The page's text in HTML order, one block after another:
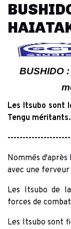
BUSHIDO
Les Itsubo sont
Tengu méritants.
Nommés
avec une ferveur
Les Itsubo de
forces de
Les Itsubo sont